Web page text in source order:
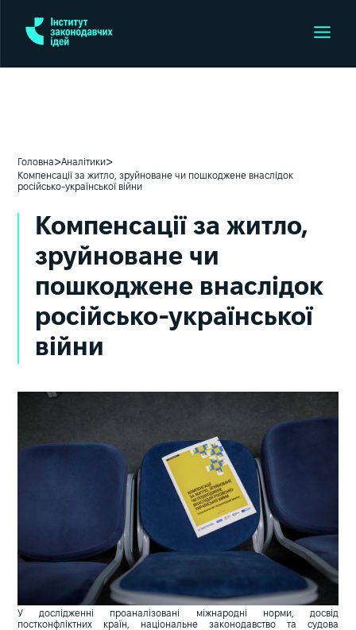
Головна>Аналітики>
Компенсації за житло, зруйноване чи пошкоджене внаслідок
російсько-української війни
Компенсації за житло,
зруйноване чи
пошкоджене внаслідок
російсько-української
війни
У дослідженні проаналізовані міжнародні норми, досвід
постконфліктних країн, національне законодавство та судова